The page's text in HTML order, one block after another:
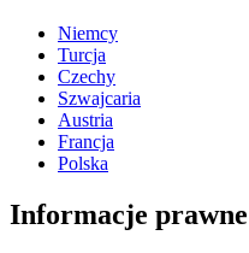
Niemcy
Turcja
Czechy
Szwajcaria
Austria
Francja
Polska
Informacje prawne